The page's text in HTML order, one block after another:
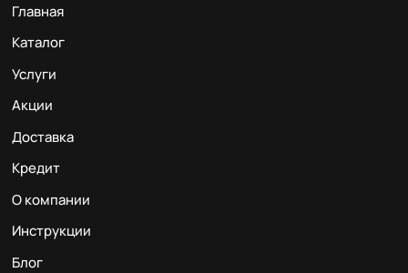
Главная
Каталог
Услуги
Акции
Доставка
Кредит
О компании
Инструкции
Блог